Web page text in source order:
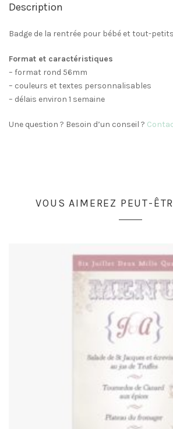
Description
Badge de la rentrée pour bébé et tout-petits
Format et caractéristiques
– format rond 56mm
– couleurs et textes personnalisables
– délais environ 1 semaine
Une question ? Besoin d’un conseil ?
VOUS AIMEREZ PEUT-